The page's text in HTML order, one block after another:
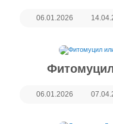
06.01.2026
06.01.2026